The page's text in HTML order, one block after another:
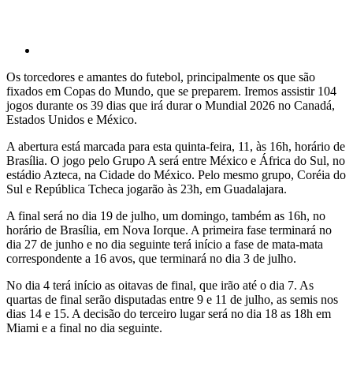
Os torcedores e amantes do futebol, principalmente os que são
fixados em Copas do Mundo, que se preparem. Iremos assistir 104
jogos durante os 39 dias que irá durar o Mundial 2026 no Canadá,
Estados Unidos e México.
A abertura está marcada para esta quinta-feira, 11, às 16h, horário de
Brasília. O jogo pelo Grupo A será entre México e África do Sul, no
estádio Azteca, na Cidade do México. Pelo mesmo grupo, Coréia do
Sul e República Tcheca jogarão às 23h, em Guadalajara.
A final será no dia 19 de julho, um domingo, também as 16h, no
horário de Brasília, em Nova Iorque. A primeira fase terminará no
dia 27 de junho e no dia seguinte terá início a fase de mata-mata
correspondente a 16 avos, que terminará no dia 3 de julho.
No dia 4 terá início as oitavas de final, que irão até o dia 7. As
quartas de final serão disputadas entre 9 e 11 de julho, as semis nos
dias 14 e 15. A decisão do terceiro lugar será no dia 18 as 18h em
Miami e a final no dia seguinte.